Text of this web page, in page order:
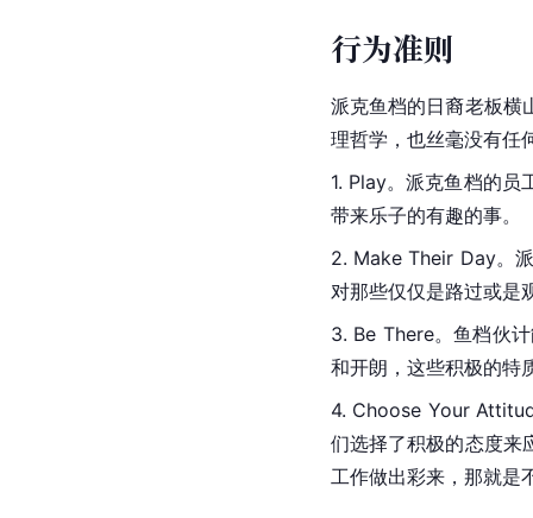
行为准则
派克鱼档的日裔老板横
理哲学，也丝毫没有任
1. Play。派克鱼档的员
带来乐子的有趣的事。
2. Make Their Day。
对那些仅仅是路过或是
3. Be There。鱼档伙
和开朗，这些积极的特
4. Choose Your
们选择了积极的态度来
工作做出彩来，那就是